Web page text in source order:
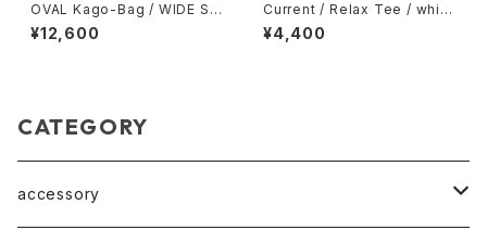
OVAL Kago-Bag / WIDE SIZ
E / スマイルチャーム＆巾着ポー
チ付
¥12,600
Current / Relax Tee / white
/ acid blue / light blue / tur
quoise / navy
¥4,400
CATEGORY
accessory